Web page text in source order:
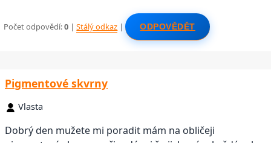
Počet odpovědí:0 |Stálý odkaz | ODPOVĚDĚT
Pigmentové skvrny
Vlasta
Dobrý den mužete mi poradit mám na obličeji